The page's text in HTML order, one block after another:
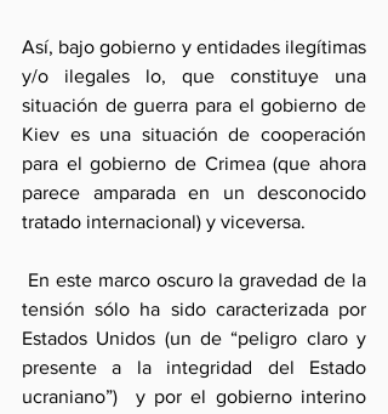
Así, bajo gobierno y entidades ilegítimas
y/o ilegales lo, que constituye una
situación de guerra para el gobierno de
Kiev es una situación de cooperación
para el gobierno de Crimea (que ahora
parece amparada en un desconocido
tratado internacional) y viceversa.
tensión sólo ha sido caracterizada por
Estados Unidos (un de “peligro claro y
presente a la integridad del Estado
ucraniano”)  y por el gobierno interino